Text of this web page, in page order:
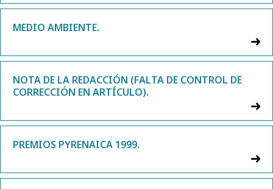
MEDIO AMBIENTE.
NOTA DE LA REDACCIÓN (FALTA DE CONTROL DE
CORRECCIÓN EN ARTÍCULO).
PREMIOS PYRENAICA 1999.